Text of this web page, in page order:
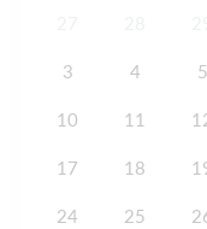
3 4 5
10 11
17 18
24 25